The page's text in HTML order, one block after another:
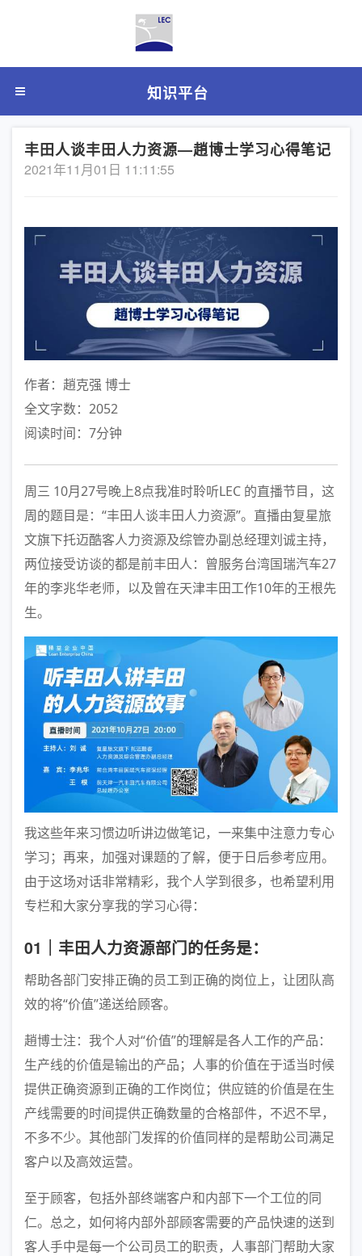
知识平台
丰田人谈丰田人力资源—趙博士学习心得笔记
2021年11月01日 11:11:55
作者：趙克强 博士
全文字数：2052
阅读时间：7分钟
周三 10月27号晚上8点我准时聆听LEC 的直播节目，这
周的题目是：“丰田人谈丰田人力资源”。直播由复星旅
文旗下托迈酷客人力资源及综管办副总经理刘诚主持，
两位接受访谈的都是前丰田人：曾服务台湾国瑞汽车27
年的李兆华老师，以及曾在天津丰田工作10年的王根先
生。
我这些年来习惯边听讲边做笔记，一来集中注意力专心
学习；再来，加强对课题的了解，便于日后参考应用。
由于这场对话非常精彩，我个人学到很多，也希望利用
专栏和大家分享我的学习心得：
01｜丰田人力资源部门的任务是：
帮助各部门安排正确的员工到正确的岗位上，让团队高
效的将“价值”递送给顾客。
趙博士注：我个人对“价值”的理解是各人工作的产品：
生产线的价值是输出的产品；人事的价值在于适当时候
提供正确资源到正确的工作岗位；供应链的价值是在生
产线需要的时间提供正确数量的合格部件，不迟不早，
不多不少。其他部门发挥的价值同样的是帮助公司满足
客户以及高效运营。
至于顾客，包括外部终端客户和内部下一个工位的同
仁。总之，如何将内部外部顾客需要的产品快速的送到
客人手中是每一个公司员工的职责，人事部门帮助大家